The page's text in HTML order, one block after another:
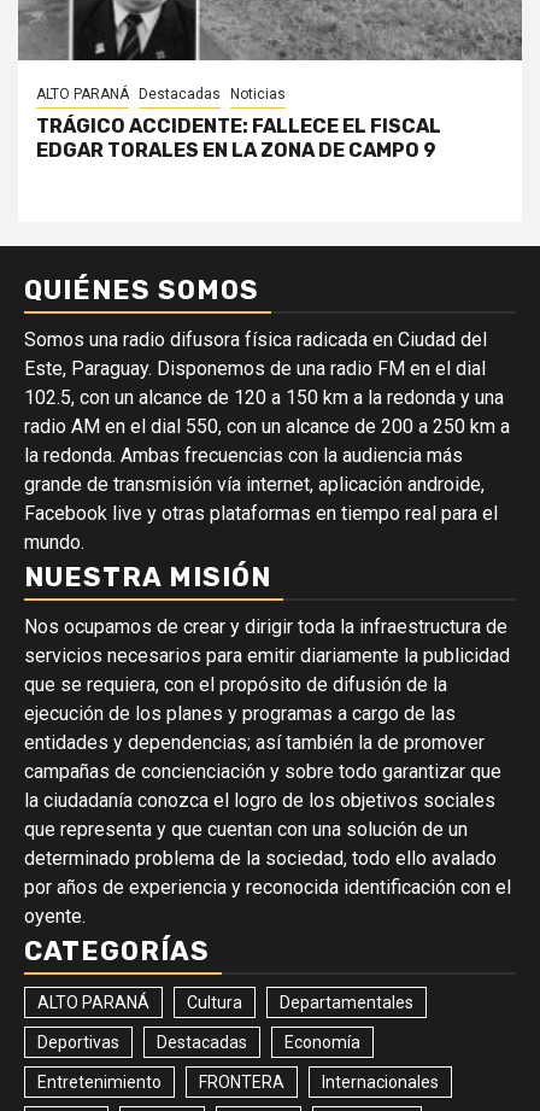
ALTO PARANÁ Destacadas Noticias
TRÁGICO ACCIDENTE: FALLECE EL FISCAL
EDGAR TORALES EN LA ZONA DE CAMPO 9
QUIÉNES SOMOS
Somos una radio difusora física radicada en Ciudad del
Este, Paraguay. Disponemos de una radio FM en el dial
102.5, con un alcance de 120 a 150 km a la redonda y una
radio AM en el dial 550, con un alcance de 200 a 250 km a
la redonda. Ambas frecuencias con la audiencia más
grande de transmisión vía internet, aplicación androide,
Facebook live y otras plataformas en tiempo real para el
mundo.
NUESTRA MISIÓN
Nos ocupamos de crear y dirigir toda la infraestructura de
servicios necesarios para emitir diariamente la publicidad
que se requiera, con el propósito de difusión de la
ejecución de los planes y programas a cargo de las
entidades y dependencias; así también la de promover
campañas de concienciación y sobre todo garantizar que
la ciudadanía conozca el logro de los objetivos sociales
que representa y que cuentan con una solución de un
determinado problema de la sociedad, todo ello avalado
por años de experiencia y reconocida identificación con el
oyente.
CATEGORÍAS
ALTO PARANÁ Cultura Departamentales
Deportivas Destacadas Economía
Entretenimiento FRONTERA Internacionales